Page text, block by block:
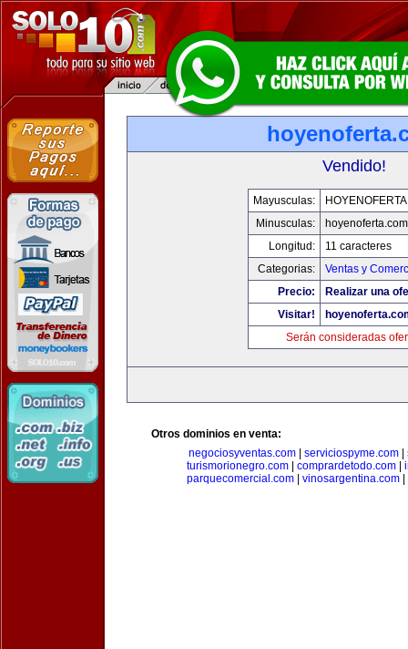
Vendido!
Mayusculas:
Minusculas:
hoyenoferta.com
Longitud:
11 caracteres
Categorias:
Ventas y
Precio:
Realizar una
Visitar!
Serán consideradas
Otros dominios en venta:
negociosyventas.com
serviciospyme.com
turismorionegro.com
comprardetodo.com
parquecomercial.com
vinosargentina.com